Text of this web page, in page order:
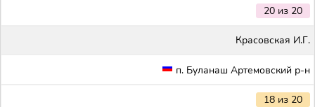
20 из 20
Красовская И.Г.
п. Буланаш Артемовский р-н
18 из 20